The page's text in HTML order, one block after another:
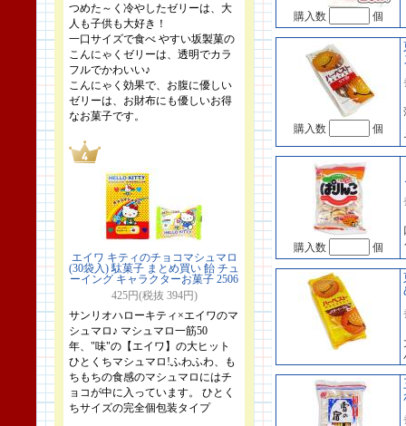
つめた～く冷やしたゼリーは、大
人も子供も大好き！
一口サイズで食べ やすい坂製菓の
こんにゃくゼリーは、透明でカラ
フルでかわいい♪
こんにゃく効果で、お腹に優しい
ゼリーは、お財布にも優しいお得
なお菓子です。
エイワ キティのチョコマシュマロ
(30袋入) 駄菓子 まとめ買い 飴 チュ
ーイング キャラクターお菓子 2506
425円(税抜 394円)
サンリオハローキティ×エイワのマ
シュマロ♪ マシュマロ一筋50
年、"味"の【エイワ】の大ヒット
ひとくちマシュマロ!ふわふわ、も
ちもちの食感のマシュマロにはチ
ョコが中に入っています。 ひとく
ちサイズの完全個包装タイプ
購入数 個
購入数 個
購入数 個